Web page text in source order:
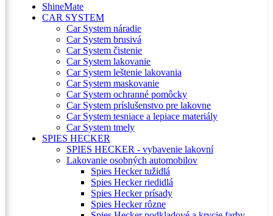
ShineMate
CAR SYSTEM
Car System náradie
Car System brusivá
Car System čistenie
Car System lakovanie
Car System leštenie lakovania
Car System maskovanie
Car System ochranné pomôcky
Car System príslušenstvo pre lakovne
Car System tesniace a lepiace materiály
Car System tmely
SPIES HECKER
SPIES HECKER - vybavenie lakovní
Lakovanie osobných automobilov
Spies Hecker tužidlá
Spies Hecker riedidlá
Spies Hecker prísady
Spies Hecker rôzne